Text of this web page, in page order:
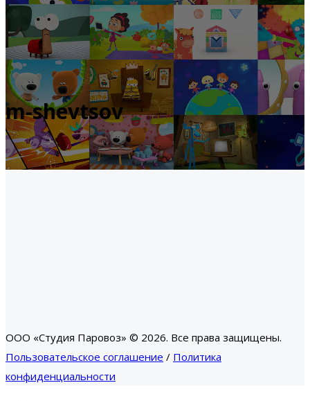
m-shevtsov
ООО «Студия Паровоз» © 2026. Все права защищены.
Пользовательское соглашение / Политика
конфиденциальности